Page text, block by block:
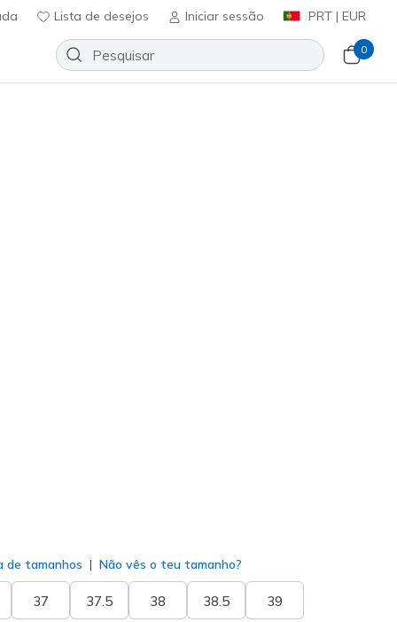
Lista de desejos Iniciar sessão PRT | EUR
0
de tamanhos Não vês o teu tamanho?
37 37.5 38 38.5 39